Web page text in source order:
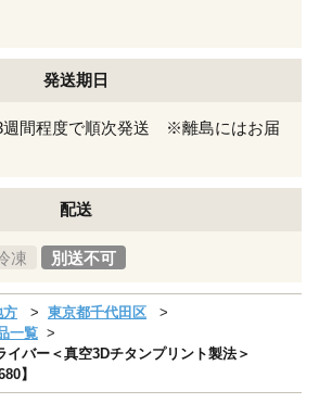
発送期日
週間程度で順次発送 ※離島にはお届
配送
凍 別送不可
方
東京都千代田区
一覧
イバー＜真空3Dチタンプリント製法＞
】